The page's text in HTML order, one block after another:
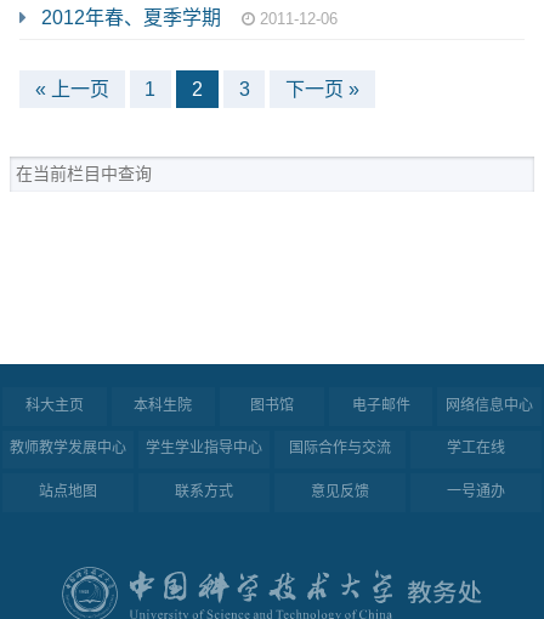
2012年春、夏季学期 2011-12-06
« 上一页 1 2 3 下一页 »
科大主页 本科生院 图书馆 电子邮件 网络信息中心
教师教学发展中心 学生学业指导中心 国际合作与交流 学工在线
站点地图 联系方式 意见反馈 一号通办